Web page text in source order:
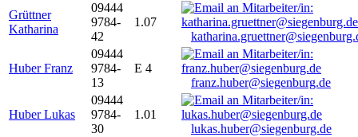
Grüttner
Katharina
09444
9784-
42
1.07
Huber Franz
09444
9784-
13
E 4
franz.huber@siegenburg.de
Huber Lukas
09444
9784-
30
1.01
lukas.huber@siegenburg.de